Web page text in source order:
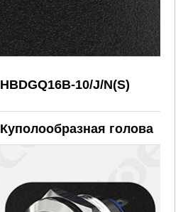
HBDGQ16B-10/J/N(S)
Куполообразная голова